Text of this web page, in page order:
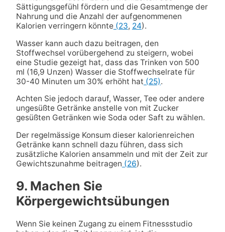
Sättigungsgefühl fördern und die Gesamtmenge der
Nahrung und die Anzahl der aufgenommenen
Kalorien verringern könnte(23, 24).
Wasser kann auch dazu beitragen, den
Stoffwechsel vorübergehend zu steigern, wobei
eine Studie gezeigt hat, dass das Trinken von 500
ml (16,9 Unzen) Wasser die Stoffwechselrate für
30-40 Minuten um 30% erhöht hat (25).
Achten Sie jedoch darauf, Wasser, Tee oder andere
ungesüßte Getränke anstelle von mit Zucker
gesüßten Getränken wie Soda oder Saft zu wählen.
Der regelmässige Konsum dieser kalorienreichen
Getränke kann schnell dazu führen, dass sich
zusätzliche Kalorien ansammeln und mit der Zeit zur
Gewichtszunahme beitragen (26).
9. Machen Sie
Körpergewichtsübungen
Wenn Sie keinen Zugang zu einem Fitnessstudio